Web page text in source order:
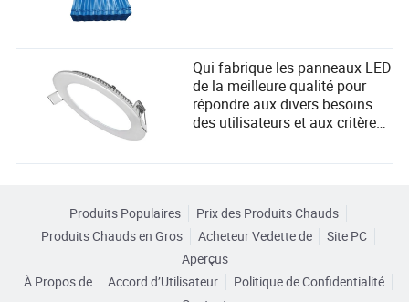
Qui fabrique les panneaux LED
de la meilleure qualité pour
répondre aux divers besoins
des utilisateurs et aux critères
Produits Populaires
Prix des Produits Chauds
Produits Chauds en Gros
Acheteur Vedette de
Site PC
Aperçus
À Propos de
Accord d’Utilisateur
Politique de Confidentialité